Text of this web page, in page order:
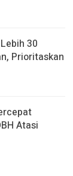
30
Prioritaskan
Atasi